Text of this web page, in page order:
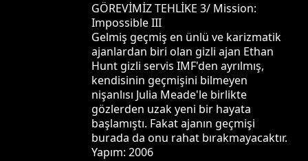
GÖREVİMİZ TEHLİKE 3/ Mission:
Impossible III
Gelmiş geçmiş en ünlü ve karizmatik
ajanlardan biri olan gizli ajan Ethan
Hunt gizli servis IMF'den ayrılmış,
kendisinin geçmişini bilmeyen
nişanlısı Julia Meade'le birlikte
gözlerden uzak yeni bir hayata
başlamıştı. Fakat ajanın geçmişi
burada da onu rahat bırakmayacaktır.
Yapım: 2006